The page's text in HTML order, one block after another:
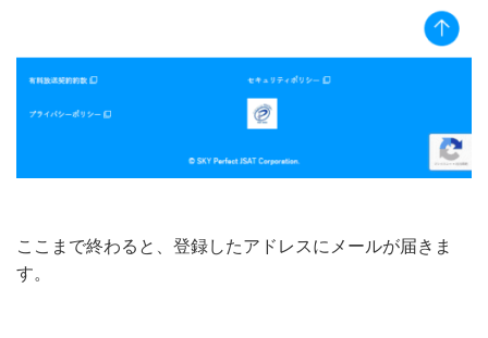
ここまで終わると、登録したアドレスにメールが届きま
す。